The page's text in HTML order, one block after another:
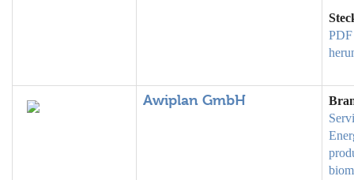
PDF
Awiplan GmbH